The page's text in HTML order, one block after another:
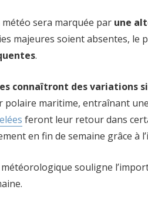
météo sera marquée par une
majeures soient absentes, le
.
connaîtront des variations
polaire maritime, entraînant
feront leur retour dans
en fin de semaine grâce à
souligne